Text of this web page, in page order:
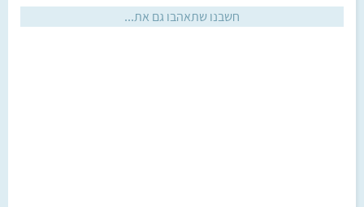
חשבנו שתאהבו גם את...